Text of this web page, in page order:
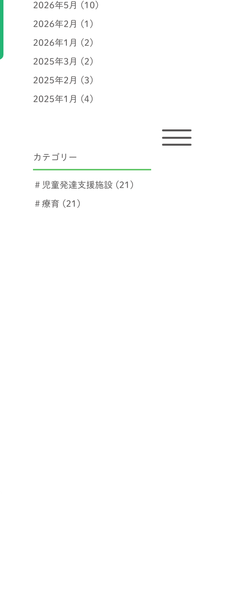
2026年5月 (10)
2026年2月 (1)
2026年1月 (2)
2025年3月 (2)
2025年2月 (3)
2025年1月 (4)
カテゴリー
＃児童発達支援施設 (21)
＃療育 (21)